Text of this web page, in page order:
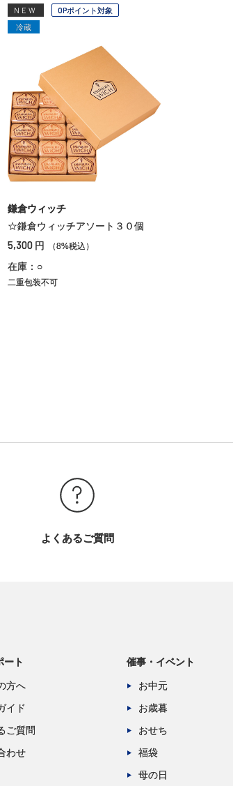
NEW
OPポイント対象
冷蔵
鎌倉ウィッチ
☆鎌倉ウィッチアソート３０個
5,300 円 （8%税込）
在庫：○
二重包装不可
よくあるご質問
ート
方へ
イド
ご質問
わせ
催事・イベント
お中元
お歳暮
おせち
福袋
母の日